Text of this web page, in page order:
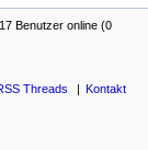
Benutzer online (0
Threads Kontakt